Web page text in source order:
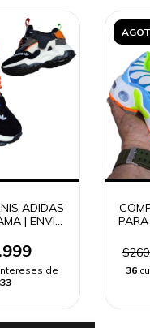
ADIDAS
| ENVIO
de
PARA
36